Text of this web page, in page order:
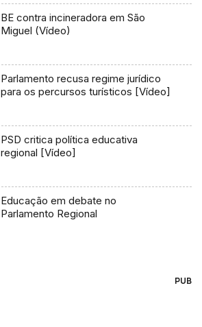
BE contra incineradora em São
Miguel (Vídeo)
Parlamento recusa regime jurídico
para os percursos turísticos [Vídeo]
PSD critica política educativa
regional [Vídeo]
Educação em debate no
Parlamento Regional
PUB